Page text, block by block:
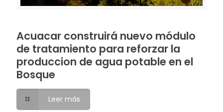
Acuacar construirá nuevo módulo
de tratamiento para reforzar la
produccion de agua potable en el
Bosque
Leer más